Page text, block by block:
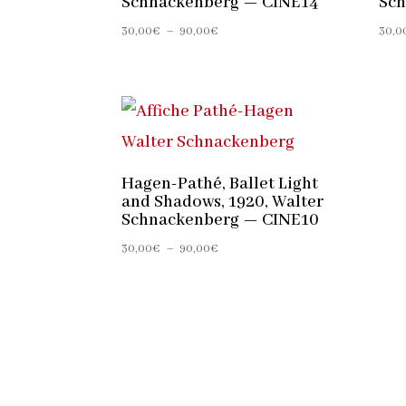
30,00€ – 90,00€
à
90,00€
Hagen-Pathé, Ballet Light
and Shadows, 1920, Walter
Schnackenberg — CINE10
30,00€ – 90,00€